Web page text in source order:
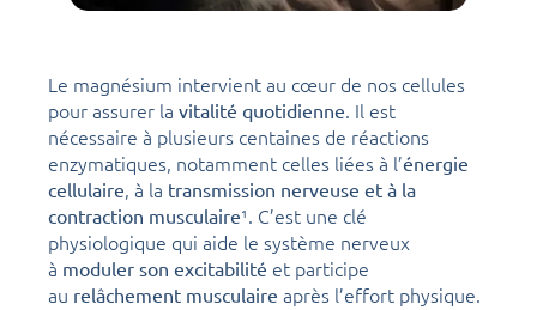
Le magnésium intervient au cœur de nos cellules
pour assurer la vitalité quotidienne. Il est
nécessaire à plusieurs centaines de réactions
enzymatiques, notamment celles liées à l’énergie
cellulaire, à la transmission nerveuse et à la
contraction musculaire¹. C’est une clé
physiologique qui aide le système nerveux
à moduler son excitabilité et participe
au relâchement musculaire après l’effort physique.